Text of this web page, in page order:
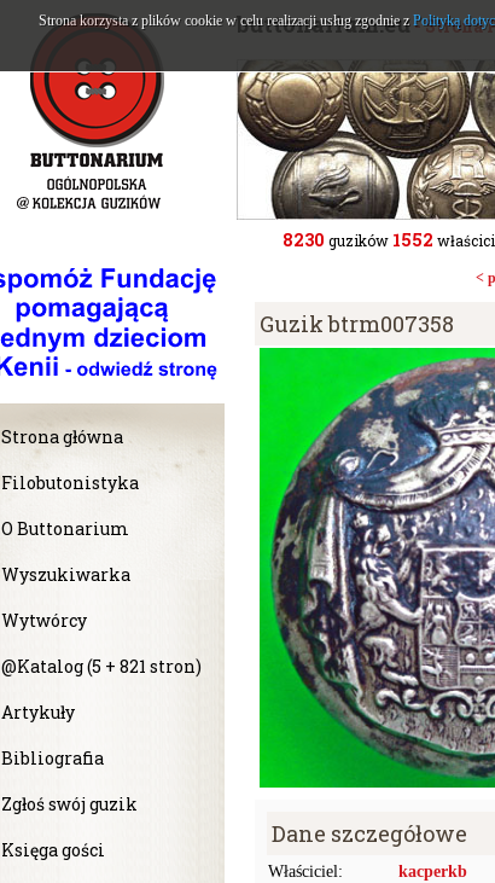
Strona główna
Filobutonistyka
O Buttonarium
Wyszukiwarka
Wytwórcy
@Katalog (5 + 821 stron)
Artykuły
Bibliografia
Zgłoś swój guzik
Księga gości
buttonarium.eu- Strona
8230 guzików 1552
<
Guzik btrm007358
Dane szczegółowe
Właściciel:
kacperkb
Strona korzysta z plików cookie w celu realizacji usług zgodnie z Polityką